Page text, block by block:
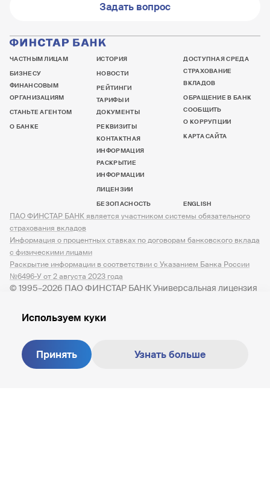
Задать вопрос
ЧАСТНЫМ ЛИЦАМ
БИЗНЕСУ
ФИНАНСОВЫМ
ОРГАНИЗАЦИЯМ
СТАНЬТЕ АГЕНТОМ
О БАНКЕ
ИСТОРИЯ
НОВОСТИ
РЕЙТИНГИ
ТАРИФЫ И
ДОКУМЕНТЫ
РЕКВИЗИТЫ
КОНТАКТНАЯ
ИНФОРМАЦИЯ
РАСКРЫТИЕ
ИНФОРМАЦИИ
ЛИЦЕНЗИИ
БЕЗОПАСНОСТЬ
ДОСТУПНАЯ СРЕДА
СТРАХОВАНИЕ
ВКЛАДОВ
ОБРАЩЕНИЕ В БАНК
СООБЩИТЬ
О КОРРУПЦИИ
КАРТА САЙТА
ENGLISH
© 1995–2026 ПАО ФИНСТАР БАНК Универсальная лицензия
ПАО ФИНСТАР БАНК является участником системы обязательного
страхования вкладов
Информация о процентных ставках по договорам банковского вклада
с физическими лицами
Раскрытие информации в соответствии с Указанием Банка России
№6496-У от 2 августа 2023 года
Создание сайта — M18
Используем куки
Принять Узнать больше